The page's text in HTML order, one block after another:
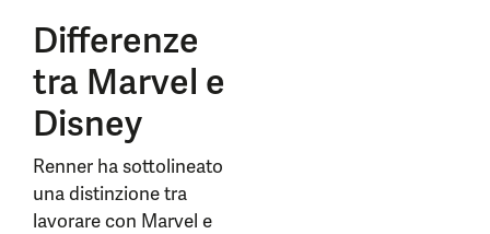
Differenze
tra Marvel e
Disney
Renner ha sottolineato
una distinzione tra
lavorare con Marvel e